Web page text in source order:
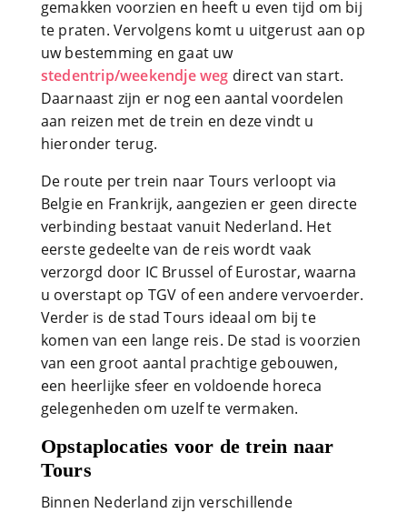
gemakken voorzien en heeft u even tijd om bij
te praten. Vervolgens komt u uitgerust aan op
uw bestemming en gaat uw
stedentrip/weekendje weg direct van start.
Daarnaast zijn er nog een aantal voordelen
aan reizen met de trein en deze vindt u
hieronder terug.
De route per trein naar Tours verloopt via
Belgie en Frankrijk, aangezien er geen directe
verbinding bestaat vanuit Nederland. Het
eerste gedeelte van de reis wordt vaak
verzorgd door IC Brussel of Eurostar, waarna
u overstapt op TGV of een andere vervoerder.
Verder is de stad Tours ideaal om bij te
komen van een lange reis. De stad is voorzien
van een groot aantal prachtige gebouwen,
een heerlijke sfeer en voldoende horeca
gelegenheden om uzelf te vermaken.
Opstaplocaties voor de trein naar
Tours
Binnen Nederland zijn verschillende